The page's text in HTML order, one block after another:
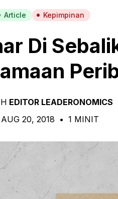
Article Kepimpinan
Di
EDITOR LEADERONOMICS
AUG 20, 2018 • 1 MINIT